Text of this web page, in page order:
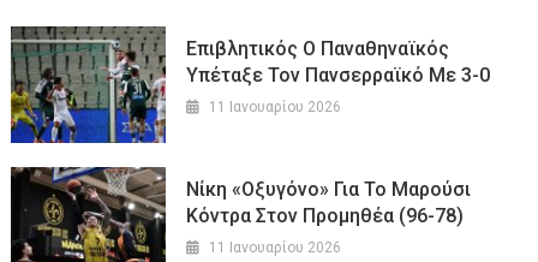
Επιβλητικός Ο Παναθηναϊκός
Υπέταξε Τον Πανσερραϊκό Με 3-0
11 Ιανουαρίου 2026
Νίκη «οξυγόνο» Για Το Μαρούσι
Κόντρα Στον Προμηθέα (96-78)
11 Ιανουαρίου 2026